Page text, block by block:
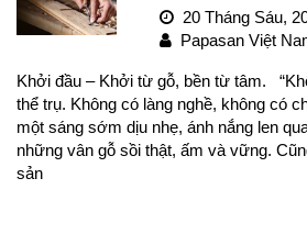
20 Tháng Sáu,
Papasan Việt
Khởi đầu – Khởi từ gỗ, bền từ tâm.
thể trụ. Không có làng nghề, không có
một sáng sớm dịu nhẹ, ánh nắng len
những vân gỗ sồi thật, ấm và vững.
sản